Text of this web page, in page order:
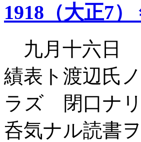
1918（大正7
九月十六日
績表ト渡辺氏
ラズ 閉口ナ
呑気ナル読書